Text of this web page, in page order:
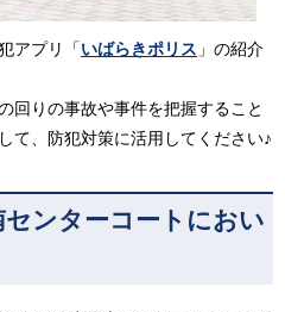
アプリ「いばらきポリス 」の紹介
回りの事故や事件を把握すること
して、防犯対策に活用してください♪
ンターコートにおい